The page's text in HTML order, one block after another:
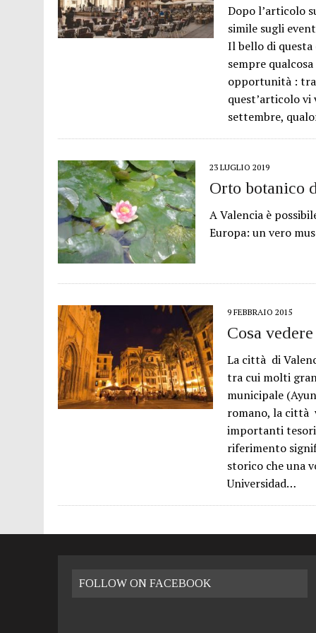
26 LUGLIO 2016 | VALENCIA FILMOTECA D’ESTIU – 2016
8 GENNAIO 2023 | VIVERE A VALENCIA: LA GUIDA PRATICA
Dopo l’articolo
simile sugli
Il bello di
sempre
opportunità :
quest’articolo
settembre,
23 LUGLIO 2019
Orto botanico
A Valencia è
Europa: un vero
9 FEBBRAIO 2015
Cosa
La città di
tra cui molti
municipale
romano, la città
importanti
riferimento
storico che una
Universidad…
FOLLOW ON FACEBOOK